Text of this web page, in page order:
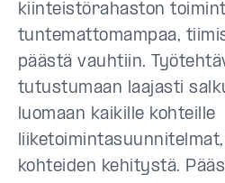
kiinteistörahaston
tuntemattomampaa,
päästä vauhtiin.
tutustumaan laajasti
luomaan kaikille kohteille
kohteiden kehitystä.